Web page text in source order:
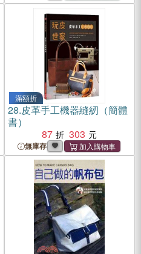
滿額折
28.皮革手工機器縫紉（簡體
書）
87
303
無庫存